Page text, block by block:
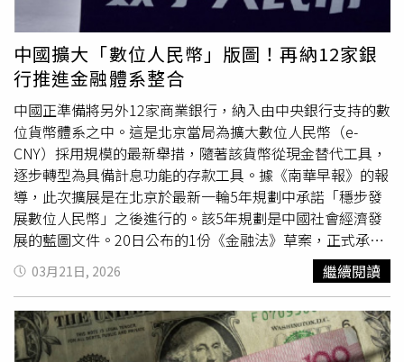
of the country.」。作為生意人，即使合約簽訂，川普也可
以不遵守。另一個蠡（川普小故事）是有關現今很紅的海湖
莊園。海湖莊園早期由Post家族所建，卻因維護成本過高而
捐給美國政府，不料美國政府也無法負擔成本而返還，
1985年，川普告訴Post家族願意出價1500萬美金，遭到
Post以價格過低拒絕，川普遂出奇招，以兩百萬美元向KFC
老闆購買在海湖莊園與海岸間的海灘，大肆宣傳將在此海灘
蓋一建物以遮蔽海湖莊園視線，消息一出，本欲購買海湖莊
園的買家紛紛縮手，最終川普僅以七百萬購得海湖莊園，當
真做了一筆好買賣。2024年7月比特幣大會，在兩年前曾說
比特幣是scam的川普，在面對眾多比特幣擁護者時竟宣示
若當選將使美國成為加密幣之都、任內絕不發行CBDC且將
確保穩定幣有安全而負責任的發展環境，這三個宣示其實反
映川普團隊在海湖莊園協議中的構想，至今仍深深影響世界
的經濟活動發展。果不其然，川普當選後迅速推動穩定幣立
法，美國天才法案已於去年7月通過。事實上，臉書創辦人
中國擴大「數位人民幣」版圖！再納12家銀
行推進金融體系整合
中國正準備將另外12家商業銀行，納入由中央銀行支持的數
位貨幣體系之中。這是北京當局為擴大數位人民幣（e-
CNY）採用規模的最新舉措，隨著該貨幣從現金替代工具，
逐步轉型為具備計息功能的存款工具。據《南華早報》的報
導，此次擴展是在北京於最新一輪5年規劃中承諾「穩步發
展數位人民幣」之後進行的。該5年規劃是中國社會經濟發
展的藍圖文件。20日公布的1份《金融法》草案，正式承認
數位貨幣為「等同現金」的法定貨幣，而一套支持更廣泛推
廣行動的新框架也早在1月生效。根據1名熟悉內情的人士指
出，新增的銀行將承擔包括開設電子錢包、貨幣兌換以及支
付處理等功能。此前，寧波銀行於17日發布採購聲明，徵求
具備數位人民幣經驗的供應商，以建構其數位貨幣基礎設
03月21日, 2026 繼續閱讀